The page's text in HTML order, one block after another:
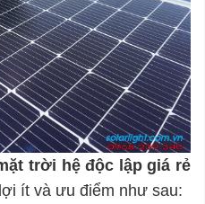
trời hệ độc lậpgiá rẻ
ít và ưu điểm như sau: